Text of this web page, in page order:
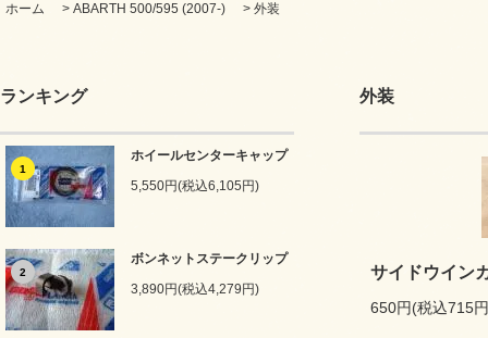
ホーム > ABARTH 500/595 (2007-) > 外装
ランキング
1
ホイールセンターキャップ
5,550円(税込6,105円)
2
ボンネットステークリップ
3,890円(税込4,279円)
外装
サイドウイン
650円(税込715